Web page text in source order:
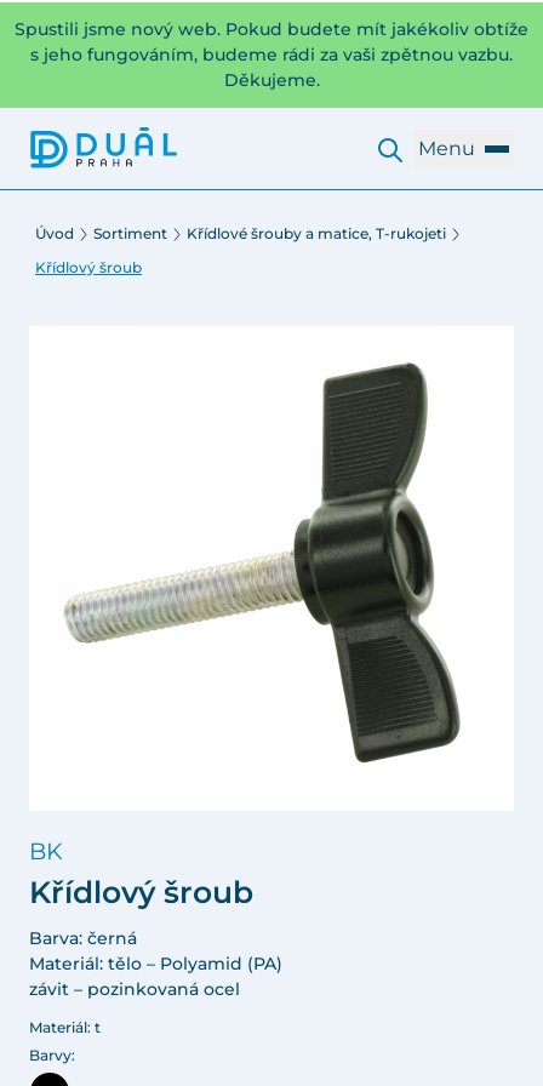
Spustili jsme nový web. Pokud budete mít jakékoliv obtíže
s jeho fungováním, budeme rádi za vaši zpětnou vazbu.
Děkujeme.
Menu
Úvod Sortiment
Křídlové šrouby a matice, T-rukojeti
Křídlový šroub
BK
Křídlový šroub
Barva: černá
Materiál: tělo – Polyamid (PA)
závit – pozinkovaná ocel
Materiál: t
Barvy: